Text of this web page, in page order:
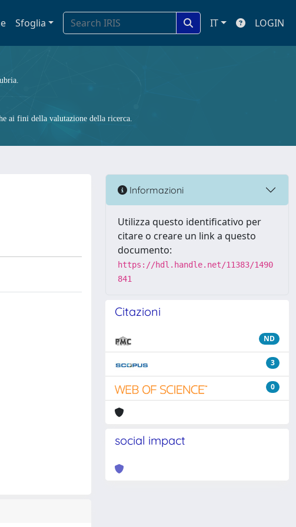
Sfoglia IT LOGIN
ai fini della valutazione della ricerca.
Informazioni
Utilizza questo identificativo per
citare o creare un link a questo
documento:
https://hdl.handle.net/11383/1490
841
Citazioni
ND
3
0
social impact